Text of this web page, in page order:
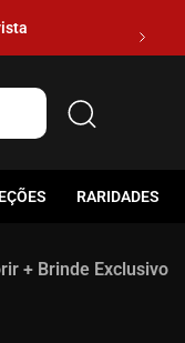
RARIDADES
+ Brinde Exclusivo